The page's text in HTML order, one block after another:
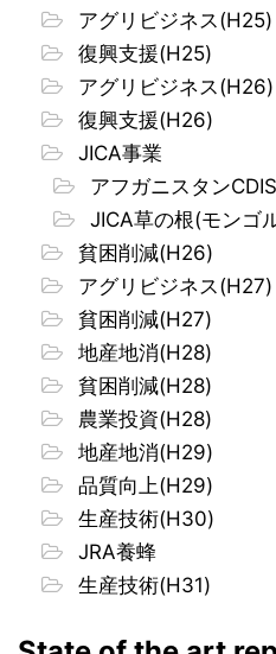
アグリビジネス(H25)
復興支援(H25)
アグリビジネス(H26)
復興支援(H26)
JICA事業
アフガニスタン
JICA草の根(モンゴ
貧困削減(H26)
アグリビジネス(H27)
貧困削減(H27)
地産地消(H28)
貧困削減(H28)
農業投資(H28)
地産地消(H29)
品質向上(H29)
生産技術(H30)
JRA養蜂
生産技術(H31)